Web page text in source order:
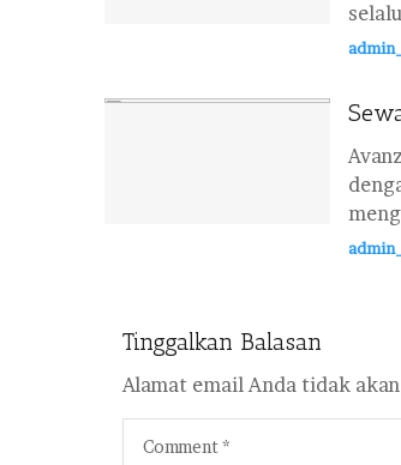
Tinggalkan Balasan
Alamat email Anda tidak